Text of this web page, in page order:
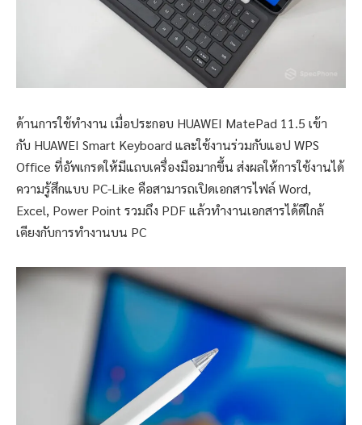
ด้านการใช้ทำงาน เมื่อประกอบ HUAWEI MatePad 11.5 เข้า
กับ HUAWEI Smart Keyboard และใช้งานร่วมกับแอป WPS
Office ที่อัพเกรดให้มีแถบเครื่องมือมากขึ้น ส่งผลให้การใช้งานได้
ความรู้สึกแบบ PC-Like คือสามารถเปิดเอกสารไฟล์ Word,
Excel, Power Point รวมถึง PDF แล้วทำงานเอกสารได้ดีใกล้
เคียงกับการทำงานบน PC